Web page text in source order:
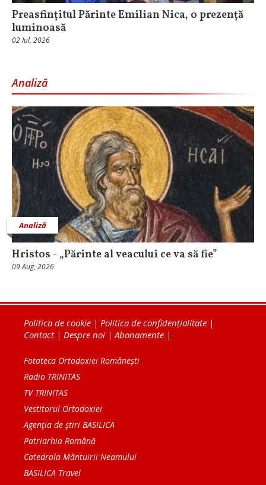
Preasfințitul Părinte Emilian Nica, o prezență
luminoasă
02 Iul, 2026
Analiză
Analiză
Hristos - „Părinte al veacului ce va să fie”
09 Aug, 2026
Politica de cookie | Politica de confidențialitate |
Contact| Despre noi |Abonamente |
Fototeca Ortodoxiei Românești
Radio TRINITAS
TV TRINITAS
Vestitorul Ortodoxiei
Agenţia de ştiri BASILICA
Patriarhia Română
Catedrala Mântuirii Neamului
BASILICA Travel